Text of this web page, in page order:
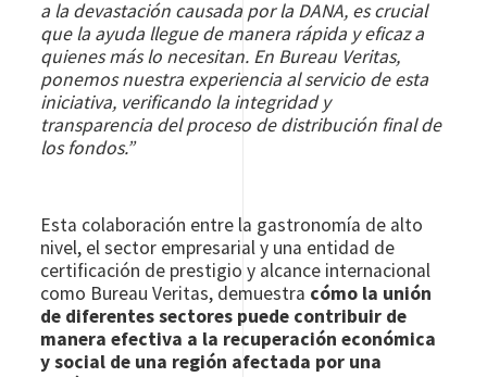
a la devastación causada por la DANA, es crucial
que la ayuda llegue de manera rápida y eficaz a
quienes más lo necesitan. En Bureau Veritas,
ponemos nuestra experiencia al servicio de esta
iniciativa, verificando la integridad y
transparencia del proceso de distribución final de
los fondos.”
Esta colaboración entre la gastronomía de alto
nivel, el sector empresarial y una entidad de
certificación de prestigio y alcance internacional
como Bureau Veritas, demuestra cómo la unión
de diferentes sectores puede contribuir de
manera efectiva a la recuperación económica
y social de una región afectada por una